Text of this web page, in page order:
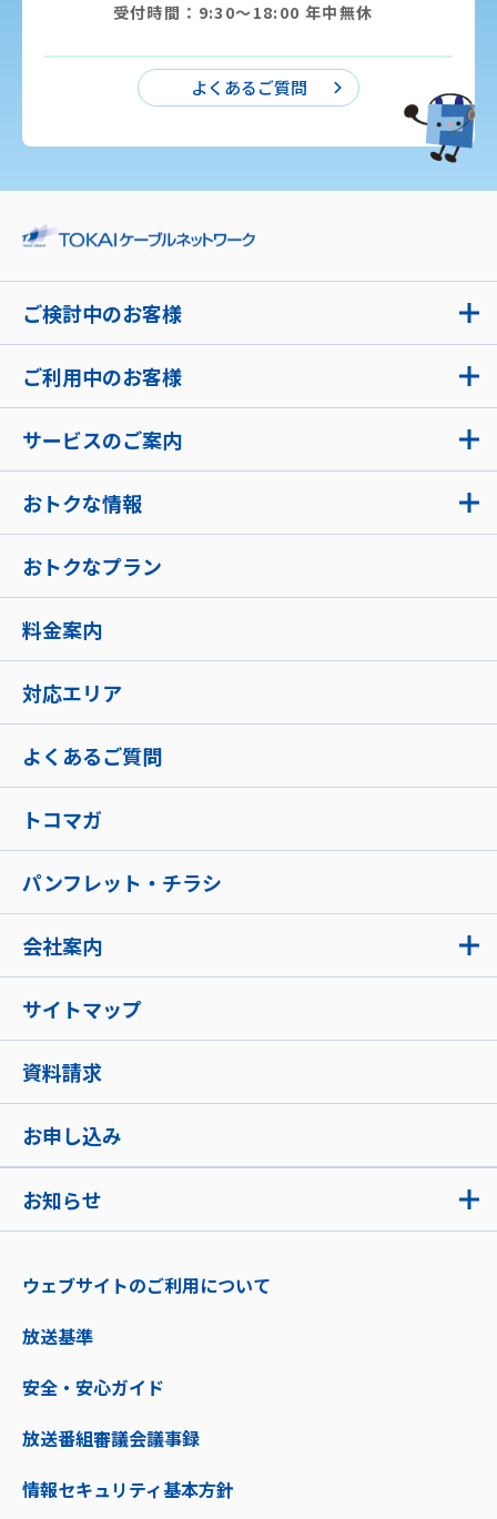
受付時間：9:30〜18:00 年中無休
よくあるご質問
ご検討中のお客様
お知らせ
ご利用中のお客様
サービスのご案内
おトクな情報
おトクなプラン
料金案内
対応エリア
よくあるご質問
トコマガ
パンフレット・チラシ
会社案内
サイトマップ
資料請求
お申し込み
ウェブサイトのご利用について
放送基準
安全・安心ガイド
放送番組審議会議事録
情報セキュリティ基本方針